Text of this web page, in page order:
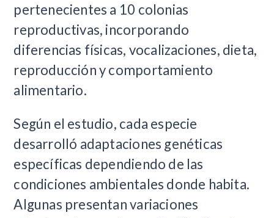
pertenecientes a 10 colonias
reproductivas, incorporando
diferencias físicas, vocalizaciones, dieta,
reproducción y comportamiento
alimentario.
Según el estudio, cada especie
desarrolló adaptaciones genéticas
específicas dependiendo de las
condiciones ambientales donde habita.
Algunas presentan variaciones